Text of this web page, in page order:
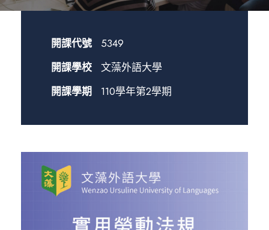
開課代號
5349
開課學校
文藻外語大學
開課學期
110學年第2學期